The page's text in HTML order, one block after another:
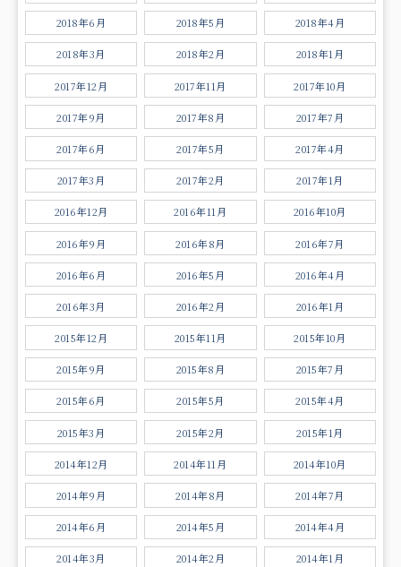
2018年6月 2018年5月 2018年4月
2018年3月 2018年2月 2018年1月
2017年12月 2017年11月 2017年10月
2017年9月 2017年8月 2017年7月
2017年6月 2017年5月 2017年4月
2017年3月 2017年2月 2017年1月
2016年12月 2016年11月 2016年10月
2016年9月 2016年8月 2016年7月
2016年6月 2016年5月 2016年4月
2016年3月 2016年2月 2016年1月
2015年12月 2015年11月 2015年10月
2015年9月 2015年8月 2015年7月
2015年6月 2015年5月 2015年4月
2015年3月 2015年2月 2015年1月
2014年12月 2014年11月 2014年10月
2014年9月 2014年8月 2014年7月
2014年6月 2014年5月 2014年4月
2014年3月 2014年2月 2014年1月